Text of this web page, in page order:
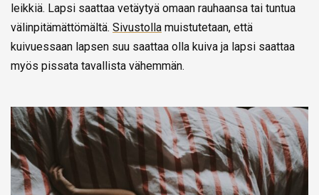
leikkiä. Lapsi saattaa vetäytyä omaan rauhaansa tai tuntua
välinpitämättömältä. Sivustolla muistutetaan, että
kuivuessaan lapsen suu saattaa olla kuiva ja lapsi saattaa
myös pissata tavallista vähemmän.